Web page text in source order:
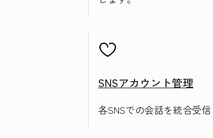
SNSアカウント管理
各SNSでの会話を統合受